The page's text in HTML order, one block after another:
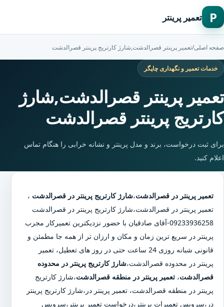
P تعمیر پرینتر
صفحه اصلی/تعمیر پرینتر قصرالدشت,شارژ کارتریج پرینتر قصرالدشت
خدمات تعمیر و نگهداری چاپگر
تعمیر پرینتر قصرالدشت,شارژ
کارتریج پرینتر قصرالدشت
برای ثبت درخواست، برند و مدل پرینتر و نشانه خرابی را هنگام تماس
اعلام کنید.
تعمیر پرینتر در قصرالدشت،شارژ کارتریج پرینتر در قصرالدشت ،
تعمیر پرینتر در قصرالدشت،شارژ کارتریج پرینتر در قصرالدشت
09233936258-آقای صادقیان با حضور نزدیکترین تعمیرکار مجرب
پرینتر در سریع ترین زمان و مکان و ارزان تر از همه جا مطمئن و
قانونی شبانه روزی 24 ساعت حتی در روز های تعطیل، تعمیر
پرینتر در محدوده قصرالدشت،شارژ کارتریج پرینتر در محدوده
قصرالدشت، تعمیر پرینتر در منطقه قصرالدشت،شارژ کارتریج
پرینتر در منطقه قصرالدشت، تعمیر پرینتر در،شارژ کارتریج پرینتر
در،سرویس تعمیرات پرینتر،درخواست تعمیر پرینتر،سرویس